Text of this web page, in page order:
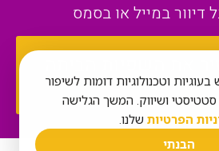
וטכנולוגיות דומות לשיפור
סטטיסטי ושיווק. המשך הגלישה
הפרטיות שלנו.
הבנתי
במייל או בסמס
מההורות שלי